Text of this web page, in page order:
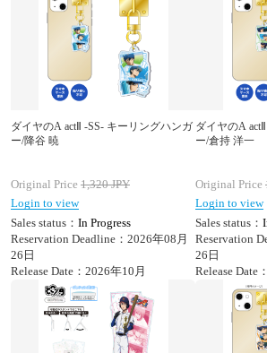
ダイヤのA actⅡ -SS- キーリングハンガ
ー/降谷 暁
Original Price 1,320JPY
Login to view
Sales status： In Progress
Reservation Deadline：2026年08月
26日
Release Date：2026年10月
ダイヤのA
ー/倉持 洋一
Original Price
Login to view
Sales status：
Reservation
26日
Release Date